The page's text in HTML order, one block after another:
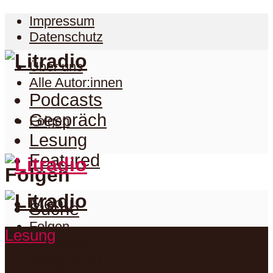
Impressum
Datenschutz
Über uns
Alle Autor:innen
Folgen
Folgen
Folgen
Facebook
Podcasts
Gespräch
Lesung
Featured
Menu
Suche
Podcasts
Lesung